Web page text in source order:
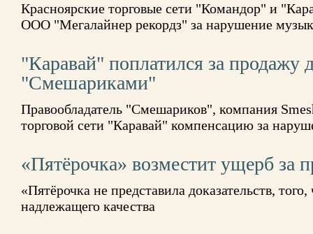
Красноярские торговые сети "Командор" и
ООО "Мегалайнер рекордз" за нарушение
"Каравай" поплатился за продажу
"Смешариками"
Правообладатель "Смешариков", компания
торговой сети "Каравай" компенсацию за
«Пятёрочка» возместит ущерб за
«Пятёрочка не представила доказательств,
надлежащего качества